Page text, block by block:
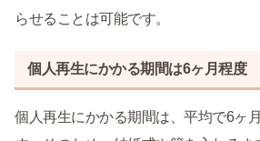
らせることは可能です。
個人再生にかかる期間は6ヶ月程度
個人再生にかかる期間は、平均で6ヶ